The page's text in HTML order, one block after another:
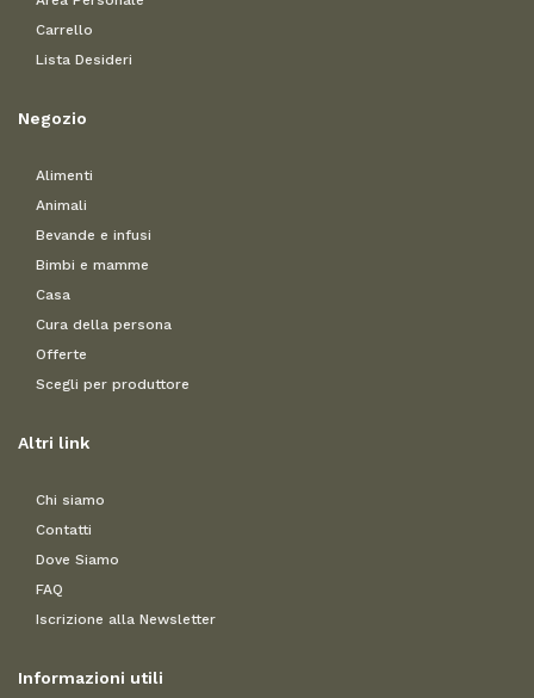
Carrello
Lista Desideri
Negozio
Alimenti
Animali
Bevande e infusi
Bimbi e mamme
Casa
Cura della persona
Offerte
Scegli per produttore
Altri link
Chi siamo
Contatti
Dove Siamo
FAQ
Iscrizione alla Newsletter
Informazioni utili